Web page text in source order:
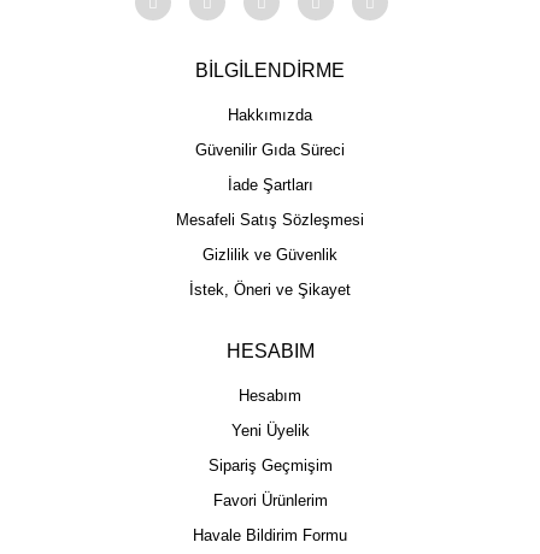
BİLGİLENDİRME
Hakkımızda
Güvenilir Gıda Süreci
İade Şartları
Mesafeli Satış Sözleşmesi
Gizlilik ve Güvenlik
İstek, Öneri ve Şikayet
HESABIM
Hesabım
Yeni Üyelik
Sipariş Geçmişim
Favori Ürünlerim
Havale Bildirim Formu